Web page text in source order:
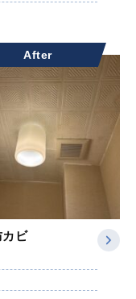
After
カビ